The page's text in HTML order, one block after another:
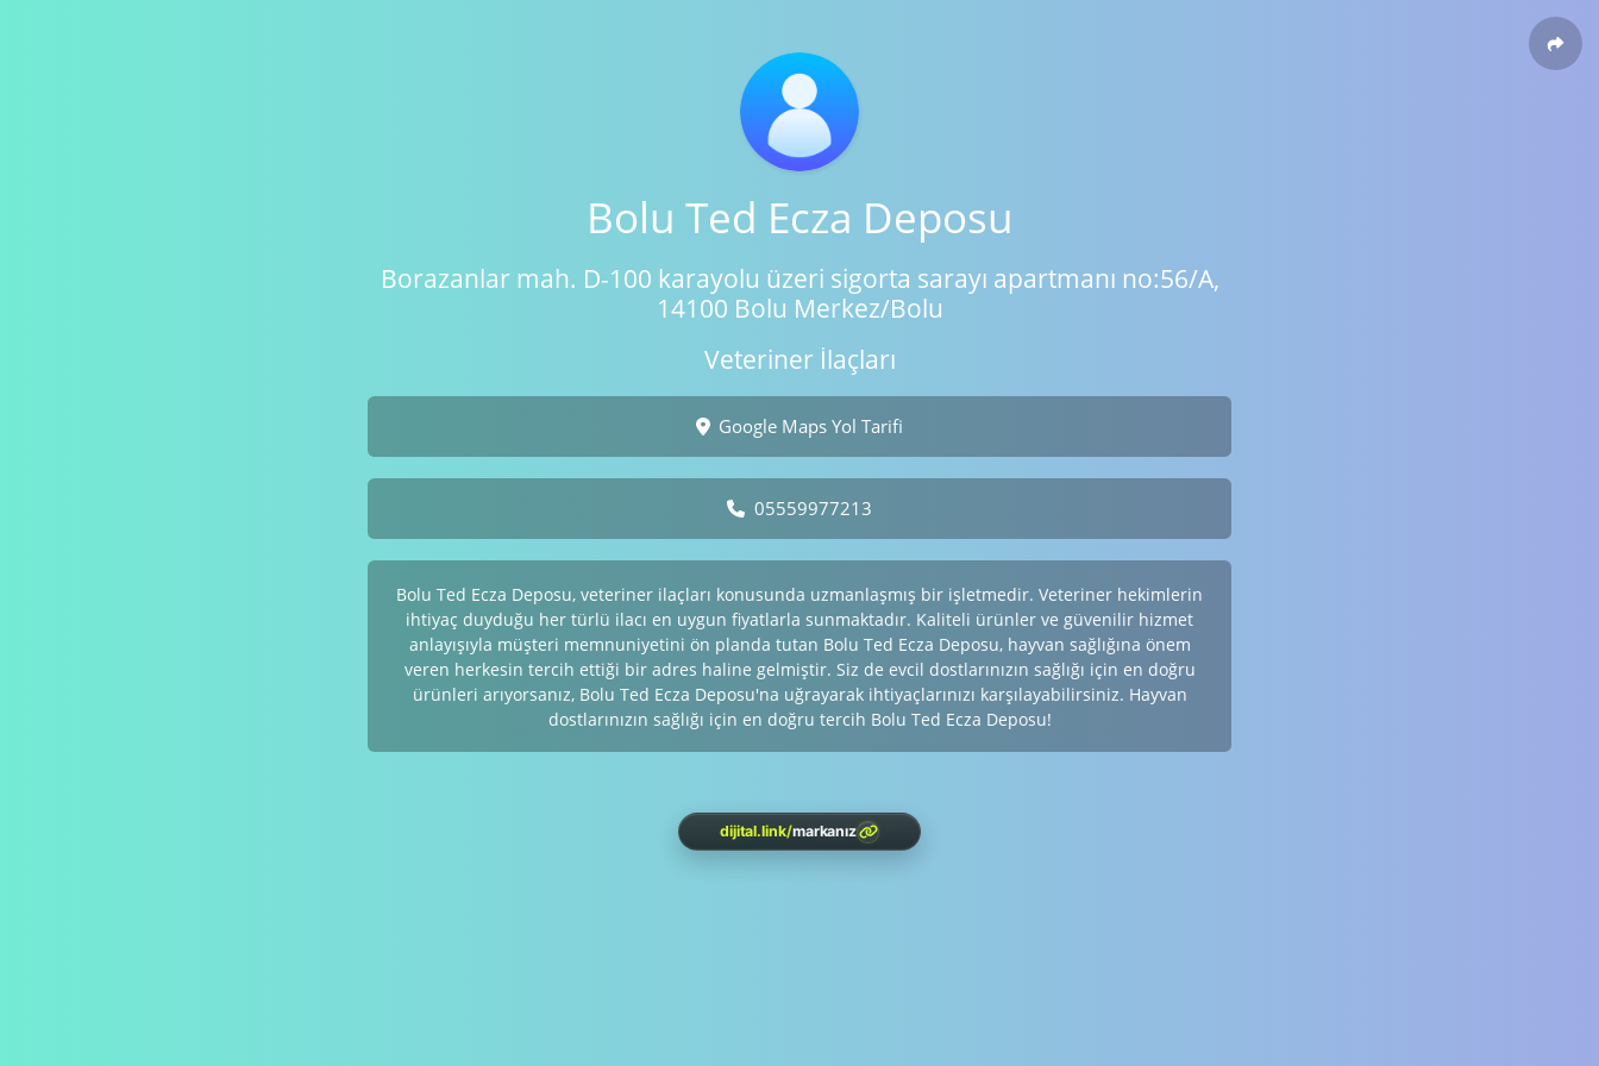
Bolu Ted Ecza Deposu
Borazanlar mah. D-100 karayolu üzeri sigorta sarayı apartmanı no:56/A,
14100 Bolu Merkez/Bolu
Veteriner İlaçları
Google Maps Yol Tarifi
05559977213
Bolu Ted Ecza Deposu, veteriner ilaçları konusunda uzmanlaşmış bir işletmedir. Veteriner hekimlerin
ihtiyaç duyduğu her türlü ilacı en uygun fiyatlarla sunmaktadır. Kaliteli ürünler ve güvenilir hizmet
anlayışıyla müşteri memnuniyetini ön planda tutan Bolu Ted Ecza Deposu, hayvan sağlığına önem
veren herkesin tercih ettiği bir adres haline gelmiştir. Siz de evcil dostlarınızın sağlığı için en doğru
ürünleri arıyorsanız, Bolu Ted Ecza Deposu'na uğrayarak ihtiyaçlarınızı karşılayabilirsiniz. Hayvan
dostlarınızın sağlığı için en doğru tercih Bolu Ted Ecza Deposu!
dijital.link/markanız